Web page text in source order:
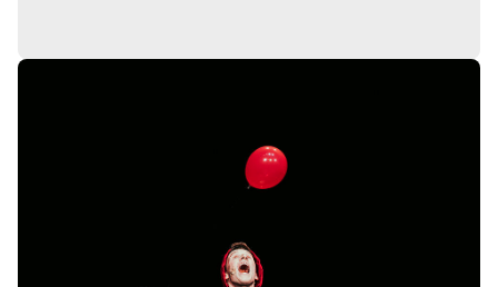
Wolf oder Rotkäppchens
Bildergalerie